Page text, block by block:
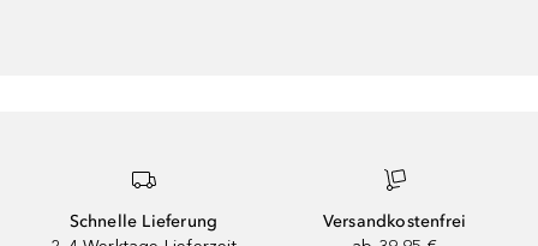
Schnelle Lieferung
Versandkostenfrei